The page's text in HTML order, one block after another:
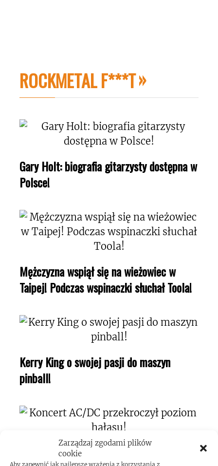
Zarządzaj zgodami plików
cookie
Aby zapewnić jak najlepsze wrażenia z korzystania z
ROCKMETAL F***T
Gary Holt: biografia gitarzysty dostępna w
Polsce!
Mężczyzna wspiął się na wieżowiec w
Taipej! Podczas wspinaczki słuchał Toola!
Kerry King o swojej pasji do maszyn
pinball!
Koncert AC/DC przekroczył poziom